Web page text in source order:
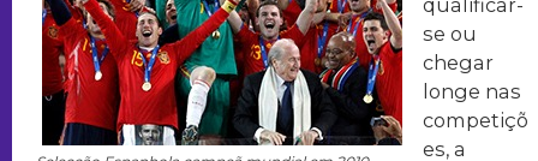
qualificar-
se ou
chegar
longe nas
competiçõ
es, a